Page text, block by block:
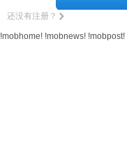
还没有注册？
!mobhome! !mobnews! !mobpost!